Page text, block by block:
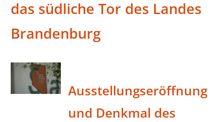
das südliche Tor des Landes
Brandenburg
Ausstellungseröffnung
und Denkmal des